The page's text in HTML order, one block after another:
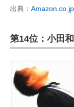
出典： Amazon.co.jp
第14位：小田